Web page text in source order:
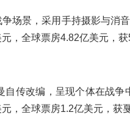
场景，采用手持摄影与消
，全球票房4.82亿美元，
自传改编，呈现个体在战
，全球票房1.2亿美元，获